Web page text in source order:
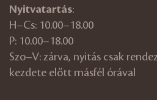
Nyitvatartás:
H–Cs: 10.00–18.00
P: 10.00–18.00
Szo–V: zárva, nyitás csak
kezdete előtt másfél órával